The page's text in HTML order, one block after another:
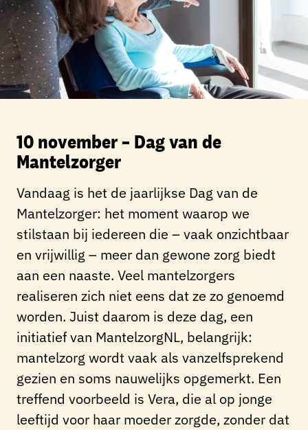
10 november – Dag van de
Mantelzorger
Vandaag is het de jaarlijkse Dag van de
Mantelzorger: het moment waarop we
stilstaan bij iedereen die – vaak onzichtbaar
en vrijwillig – meer dan gewone zorg biedt
aan een naaste. Veel mantelzorgers
realiseren zich niet eens dat ze zo genoemd
worden. Juist daarom is deze dag, een
initiatief van MantelzorgNL, belangrijk:
mantelzorg wordt vaak als vanzelfsprekend
gezien en soms nauwelijks opgemerkt. Een
treffend voorbeeld is Vera, die al op jonge
leeftijd voor haar moeder zorgde, zonder dat